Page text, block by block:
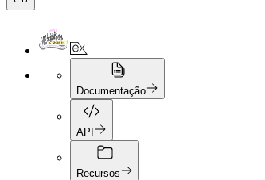
Documentação
API
Recursos